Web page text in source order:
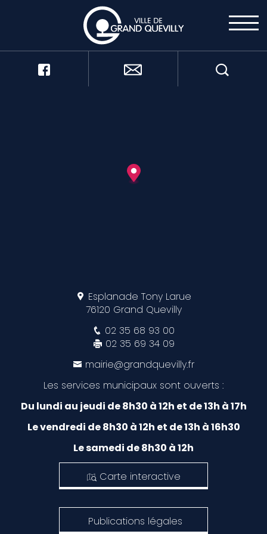
Esplanade Tony Larue
76120 Grand Quevilly
02 35 68 93 00
02 35 69 34 09
mairie@grandquevilly.fr
Les services municipaux sont ouverts :
Du lundi au jeudi de 8h30 à 12h et de 13h à 17h
Le vendredi de 8h30 à 12h et de 13h à 16h30
Le samedi de 8h30 à 12h
Carte interactive
Publications légales